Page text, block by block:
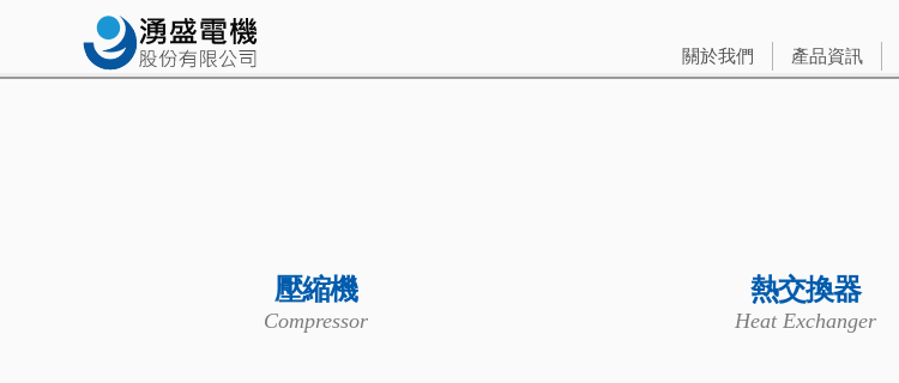
關於我們
產品資訊
壓縮機
Compressor
熱交換器
Heat Exchanger